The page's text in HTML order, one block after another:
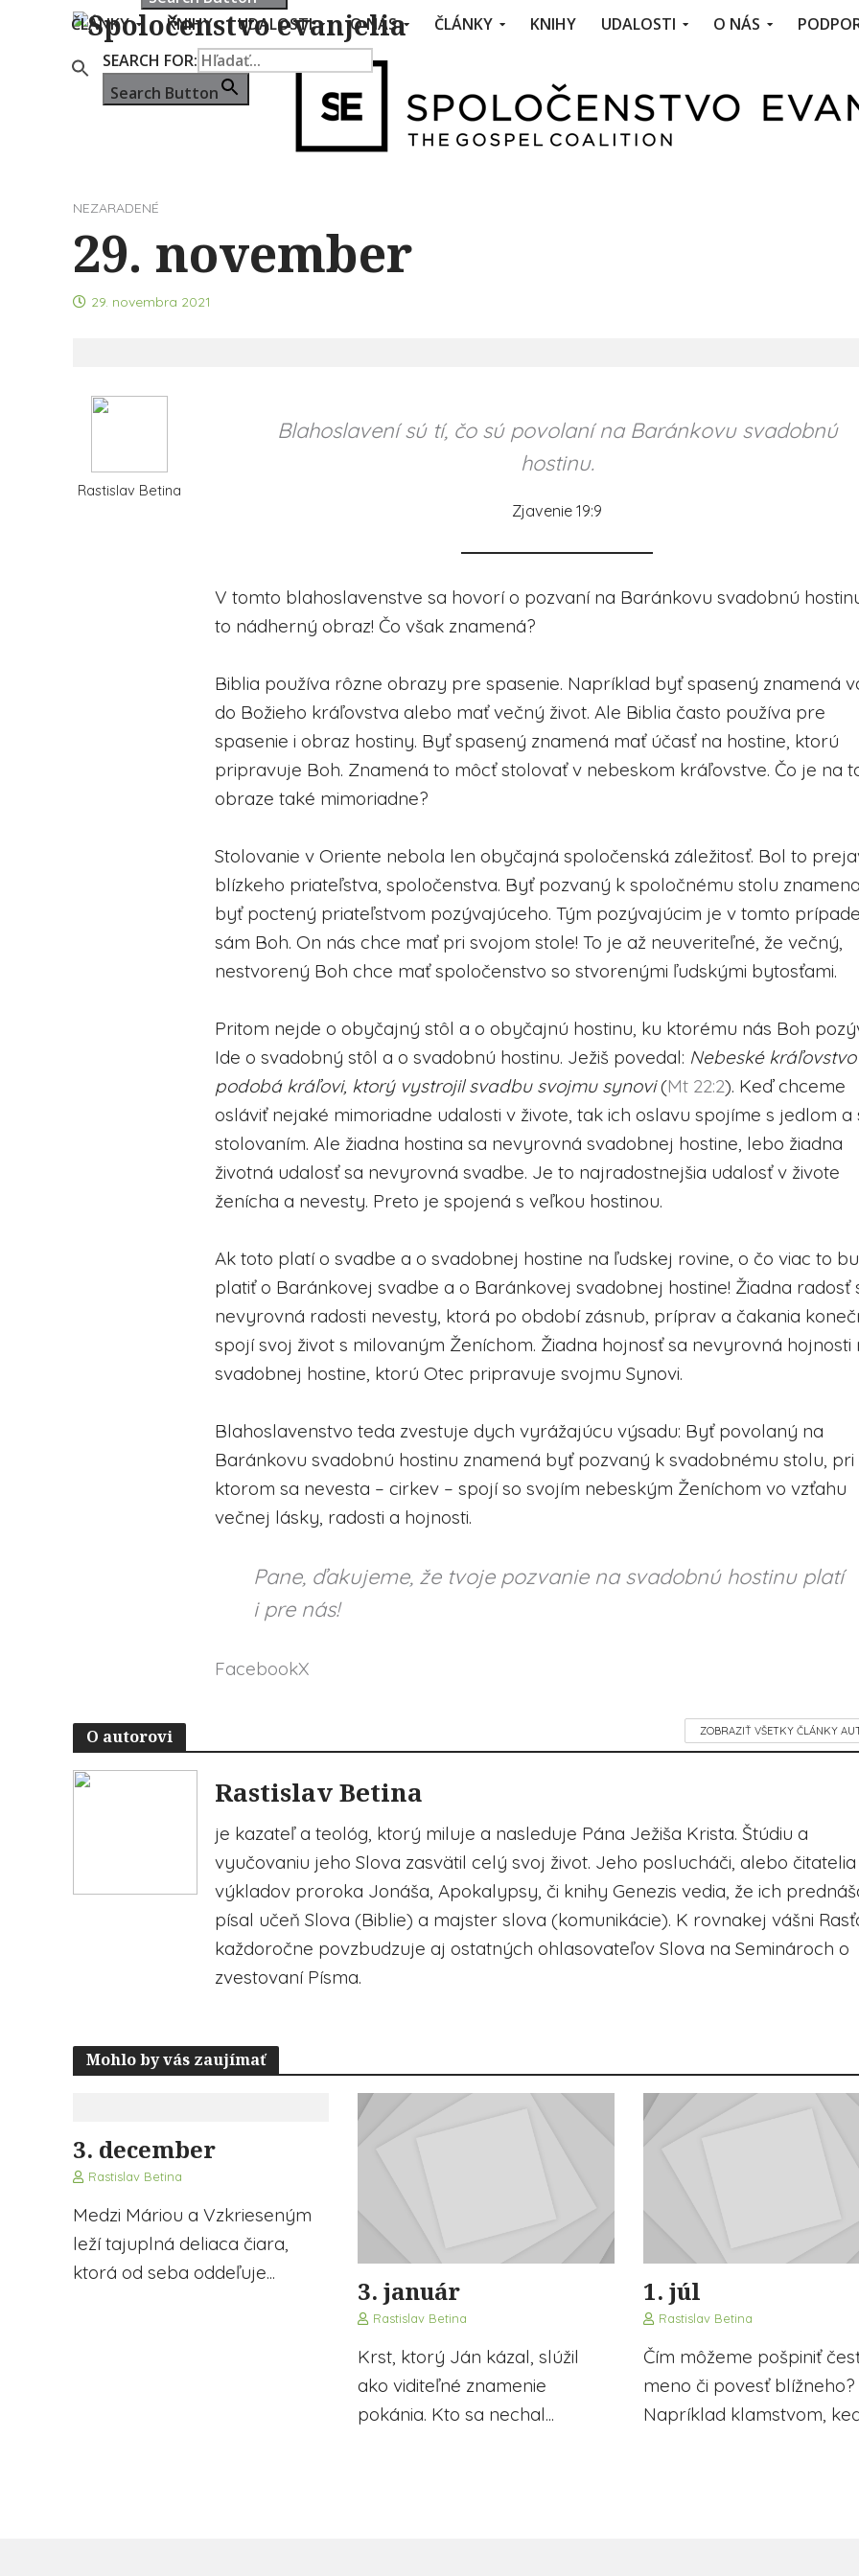
ČLÁNKY KNIHY UDALOSTI O NÁS ČLÁNKY KNIHY UDALOSTI O NÁS
SEARCH FOR:
Search Button
NEZARADENÉ
29. november
29. novembra 2021
Rastislav Betina
Blahoslavení sú tí, čo sú povolaní na Baránkovu svadobnú
hostinu.
Zjavenie 19:9
V tomto blahoslavenstve sa hovorí o pozvaní na Baránkovu svadobnú
to nádherný obraz! Čo však znamená?
Biblia používa rôzne obrazy pre spasenie. Napríklad byť spasený znamená
do Božieho kráľovstva alebo mať večný život. Ale Biblia často používa pre
spasenie i obraz hostiny. Byť spasený znamená mať účasť na hostine, ktorú
pripravuje Boh. Znamená to môcť stolovať v nebeskom kráľovstve. Čo je na
obraze také mimoriadne?
Stolovanie v Oriente nebola len obyčajná spoločenská záležitosť. Bol to
blízkeho priateľstva, spoločenstva. Byť pozvaný k spoločnému stolu
byť poctený priateľstvom pozývajúceho. Tým pozývajúcim je v tomto prípade
sám Boh. On nás chce mať pri svojom stole! To je až neuveriteľné, že večný,
nestvorený Boh chce mať spoločenstvo so stvorenými ľudskými bytosťami.
Pritom nejde o obyčajný stôl a o obyčajnú hostinu, ku ktorému nás Boh
Ide o svadobný stôl a o svadobnú hostinu. Ježiš povedal: Nebeské
podobá kráľovi, ktorý vystrojil svadbu svojmu synovi(Mt 22:2). Keď chceme
osláviť nejaké mimoriadne udalosti v živote, tak ich oslavu spojíme s jedlom a
stolovaním. Ale žiadna hostina sa nevyrovná svadobnej hostine, lebo žiadna
životná udalosť sa nevyrovná svadbe. Je to najradostnejšia udalosť v živote
ženícha a nevesty. Preto je spojená s veľkou hostinou.
Ak toto platí o svadbe a o svadobnej hostine na ľudskej rovine, o čo viac to
platiť o Baránkovej svadbe a o Baránkovej svadobnej hostine! Žiadna radosť
nevyrovná radosti nevesty, ktorá po období zásnub, príprav a čakania
spojí svoj život s milovaným Ženíchom. Žiadna hojnosť sa nevyrovná hojnosti
svadobnej hostine, ktorú Otec pripravuje svojmu Synovi.
Blahoslavenstvo teda zvestuje dych vyrážajúcu výsadu: Byť povolaný na
Baránkovu svadobnú hostinu znamená byť pozvaný k svadobnému stolu, pri
ktorom sa nevesta – cirkev – spojí so svojím nebeským Ženíchom vo vzťahu
večnej lásky, radosti a hojnosti.
Pane, ďakujeme, že tvoje pozvanie na svadobnú hostinu platí
i pre nás!
FacebookX
O autorovi ZOBRAZIŤ VŠETKY ČLÁNKY
Rastislav Betina
je kazateľ a teológ, ktorý miluje a nasleduje Pána Ježiša Krista. Štúdiu a
vyučovaniu jeho Slova zasvätil celý svoj život. Jeho poslucháči, alebo
výkladov proroka Jonáša, Apokalypsy, či knihy Genezis vedia, že ich
písal učeň Slova (Biblie) a majster slova (komunikácie). K rovnakej vášni
každoročne povzbudzuje aj ostatných ohlasovateľov Slova na Seminároch o
zvestovaní Písma.
Mohlo by vás zaujímať
3. december
Rastislav Betina
Medzi Máriou a Vzkrieseným
leží tajuplná deliaca čiara,
ktorá od seba oddeľuje...
3. január
Rastislav Betina
Krst, ktorý Ján kázal, slúžil
ako viditeľné znamenie
pokánia. Kto sa nechal...
1. júl
Rastislav Betina
Čím môžeme pošpiniť
meno či povesť blížneho?
Napríklad klamstvom,